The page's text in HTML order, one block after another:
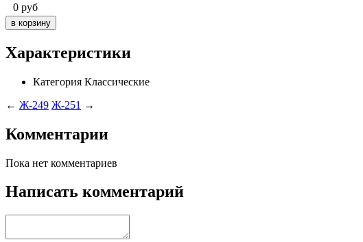
0 руб
Характеристики
Категория Классические
← Ж-249 Ж-251 →
Комментарии
Пока нет комментариев
Написать комментарий